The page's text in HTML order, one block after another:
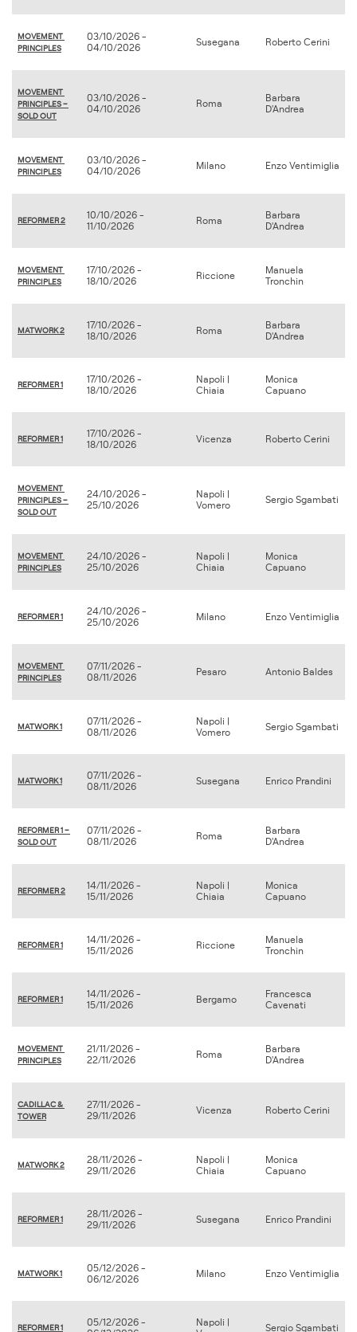
MOVEMENT
PRINCIPLES
03/10/2026 -
04/10/2026
Susegana Roberto Cerini
MOVEMENT
PRINCIPLES –
SOLD OUT
03/10/2026 -
04/10/2026
Roma
Barbara
D'Andrea
MOVEMENT
PRINCIPLES
03/10/2026 -
04/10/2026
Milano Enzo Ventimiglia
REFORMER 2
10/10/2026 -
11/10/2026
Roma
Barbara
D'Andrea
MOVEMENT
PRINCIPLES
17/10/2026 -
18/10/2026
Riccione
Manuela
Tronchin
MATWORK 2
17/10/2026 -
18/10/2026
Roma
Barbara
D'Andrea
REFORMER 1
17/10/2026 -
18/10/2026
Napoli |
Chiaia
Monica
Capuano
REFORMER 1
17/10/2026 -
18/10/2026
Vicenza Roberto Cerini
MOVEMENT
PRINCIPLES –
SOLD OUT
24/10/2026 -
25/10/2026
Napoli |
Vomero
Sergio Sgambati
MOVEMENT
PRINCIPLES
24/10/2026 -
25/10/2026
Napoli |
Chiaia
Monica
Capuano
REFORMER 1
24/10/2026 -
25/10/2026
Milano Enzo Ventimiglia
MOVEMENT
PRINCIPLES
07/11/2026 -
08/11/2026
Pesaro Antonio Baldes
MATWORK 1
07/11/2026 -
08/11/2026
Napoli |
Vomero
Sergio Sgambati
MATWORK 1
07/11/2026 -
08/11/2026
Susegana Enrico Prandini
REFORMER 1 –
SOLD OUT
07/11/2026 -
08/11/2026
Roma
Barbara
D'Andrea
REFORMER 2
14/11/2026 -
15/11/2026
Napoli |
Chiaia
Monica
Capuano
REFORMER 1
14/11/2026 -
15/11/2026
Riccione
Manuela
Tronchin
REFORMER 1
14/11/2026 -
15/11/2026
Bergamo
Francesca
Cavenati
MOVEMENT
PRINCIPLES
21/11/2026 -
22/11/2026
Roma
Barbara
D'Andrea
CADILLAC &
TOWER
27/11/2026 -
29/11/2026
Vicenza Roberto Cerini
MATWORK 2
28/11/2026 -
29/11/2026
Napoli |
Chiaia
Monica
Capuano
REFORMER 1
28/11/2026 -
29/11/2026
Susegana Enrico Prandini
MATWORK 1
05/12/2026 -
06/12/2026
Milano Enzo Ventimiglia
REFORMER 1
05/12/2026 -
Napoli |
Sergio Sgambati